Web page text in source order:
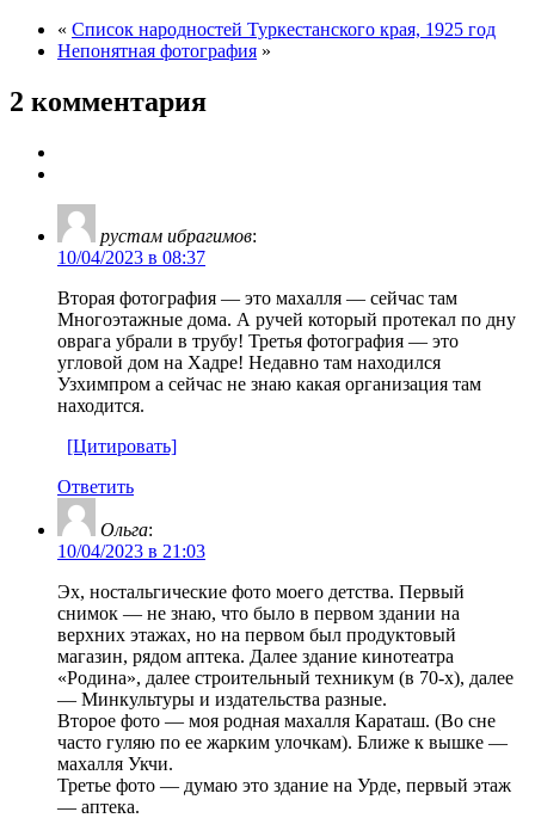
« Список народностей Туркестанского края, 1925 год
Непонятная фотография »
2 комментария
рустам ибрагимов:
10/04/2023 в 08:37
Вторая фотография — это махалля — сейчас там
Многоэтажные дома. А ручей который протекал по дну
оврага убрали в трубу! Третья фотография — это
угловой дом на Хадре! Недавно там находился
Узхимпром а сейчас не знаю какая организация там
находится.
[Цитировать]
Ответить
Ольга:
10/04/2023 в 21:03
Эх, ностальгические фото моего детства. Первый
снимок — не знаю, что было в первом здании на
верхних этажах, но на первом был продуктовый
магазин, рядом аптека. Далее здание кинотеатра
«Родина», далее строительный техникум (в 70-х), далее
— Минкультуры и издательства разные.
Второе фото — моя родная махалля Караташ. (Во сне
часто гуляю по ее жарким улочкам). Ближе к вышке —
махалля Укчи.
Третье фото — думаю это здание на Урде, первый этаж
— аптека.